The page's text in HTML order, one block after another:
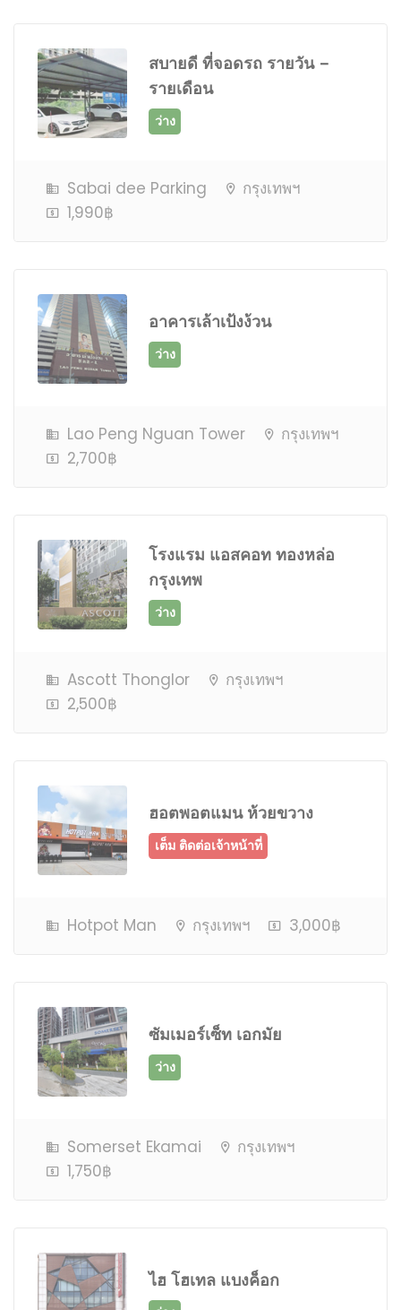
สบายดี ที่จอดรถ รายวัน –
รายเดือน
Sabai dee Parking
กรุงเทพฯ
1,990฿
อาคารเล้าเป้งง้วน
Lao Peng Nguan Tower
กรุงเทพฯ
2,700฿
โรงแรม แอสคอท ทองหล่อ
กรุงเทพ
Ascott Thonglor
กรุงเทพฯ
2,500฿
ฮอตพอตแมน ห้วยขวาง
Hotpot Man กรุงเทพฯ 3,000฿
ซัมเมอร์เซ็ท เอกมัย
ว่าง
Somerset Ekamai
กรุงเทพฯ
1,750฿
ไฮ โฮเทล แบงค็อก
ว่าง
ว่าง
ว่าง